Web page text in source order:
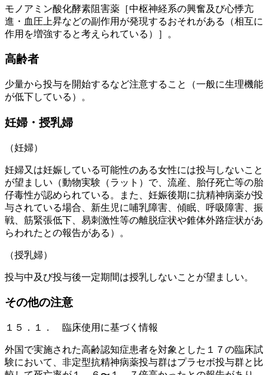
モノアミン酸化酵素阻害薬［中枢神経系の興奮及び心悸亢
進・血圧上昇などの副作用が発現するおそれがある（相互に
作用を増強すると考えられている）］。
高齢者
少量から投与を開始するなど注意すること（一般に生理機能
が低下している）。
妊婦・授乳婦
（妊婦）
妊婦又は妊娠している可能性のある女性には投与しないこと
が望ましい（動物実験（ラット）で、流産、胎仔死亡等の胎
仔毒性が認められている。また、妊娠後期に抗精神病薬が投
与されている場合、新生児に哺乳障害、傾眠、呼吸障害、振
戦、筋緊張低下、易刺激性等の離脱症状や錐体外路症状があ
らわれたとの報告がある）。
（授乳婦）
投与中及び投与後一定期間は授乳しないことが望ましい。
その他の注意
１５．１． 臨床使用に基づく情報
外国で実施された高齢認知症患者を対象とした１７の臨床試
験において、非定型抗精神病薬投与群はプラセボ投与群と比